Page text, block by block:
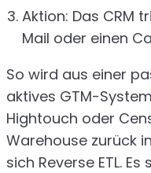
Aktion: Das CRM
Mail oder einen
So wird aus einer
aktives GTM-
Hightouch oder
Warehouse zurück
sich Reverse ETL.